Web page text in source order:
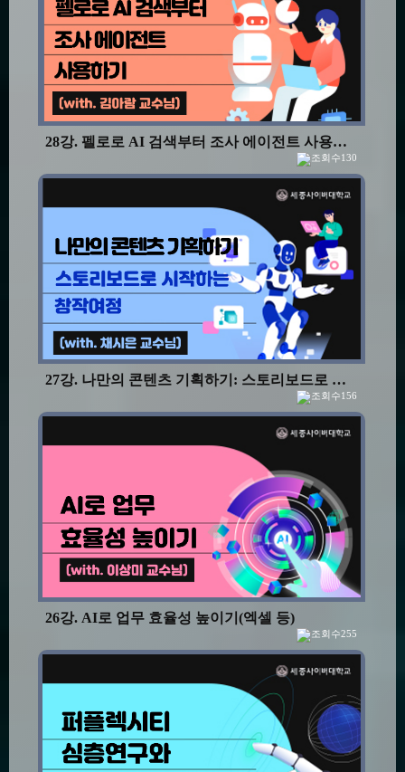
28강. 펠로로 AI 검색부터 조사 에이전트 사용하기
130
27강. 나만의 콘텐츠 기획하기: 스토리보드로 시작하는 창작 여정
156
26강. AI로 업무 효율성 높이기(엑셀 등)
255